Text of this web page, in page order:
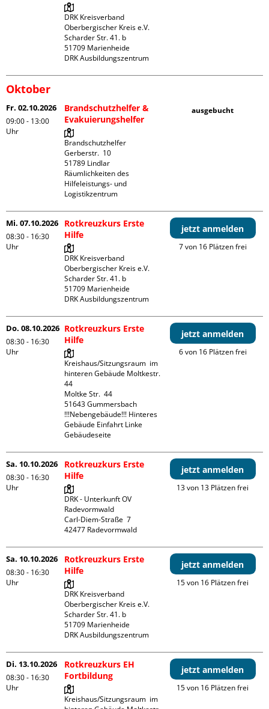
DRK Kreisverband
Oberbergischer Kreis e.V.
Scharder Str. 41. b
51709 Marienheide
DRK Ausbildungszentrum
Oktober
Fr. 02.10.2026
09:00 - 13:00
Uhr
Brandschutzhelfer &
Evakuierungshelfer
Brandschutzhelfer
Gerberstr.  10
51789 Lindlar
Räumlichkeiten des
Hilfeleistungs- und
Logistikzentrum
ausgebucht
Mi. 07.10.2026
08:30 - 16:30
Uhr
Rotkreuzkurs Erste
Hilfe
DRK Kreisverband
Oberbergischer Kreis e.V.
Scharder Str. 41. b
51709 Marienheide
DRK Ausbildungszentrum
jetzt anmelden
7 von 16 Plätzen frei
Do. 08.10.2026
08:30 - 16:30
Uhr
Rotkreuzkurs Erste
Hilfe
Kreishaus/Sitzungsraum  im
hinteren Gebäude Moltkestr.
44
Moltke Str.  44
51643 Gummersbach
!!!Nebengebäude!!! Hinteres
Gebäude Einfahrt Linke
Gebäudeseite
jetzt anmelden
6 von 16 Plätzen frei
Sa. 10.10.2026
08:30 - 16:30
Uhr
Rotkreuzkurs Erste
Hilfe
DRK - Unterkunft OV
Radevormwald
Carl-Diem-Straße  7
jetzt anmelden
13 von 13 Plätzen frei
Sa. 10.10.2026
08:30 - 16:30
Uhr
Rotkreuzkurs Erste
Hilfe
DRK Kreisverband
Oberbergischer Kreis e.V.
Scharder Str. 41. b
51709 Marienheide
DRK Ausbildungszentrum
jetzt anmelden
15 von 16 Plätzen frei
Di. 13.10.2026
08:30 - 16:30
Uhr
Rotkreuzkurs EH
Fortbildung
Kreishaus/Sitzungsraum  im
jetzt anmelden
15 von 16 Plätzen frei